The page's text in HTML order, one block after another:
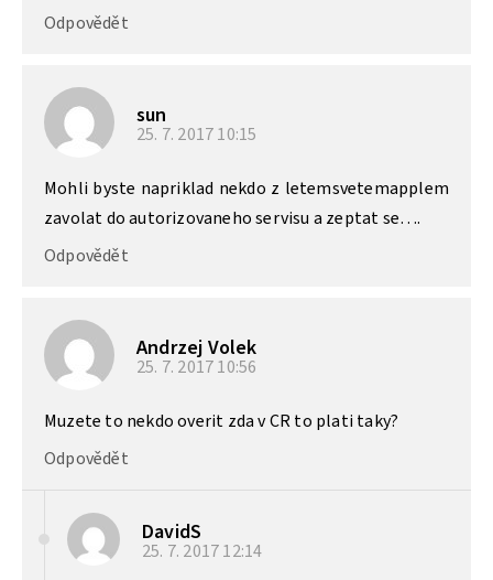
Odpovědět
sun
25. 7. 201710:15
Mohli byste napriklad nekdo z letemsvetemapplem
zavolat do autorizovaneho servisu a zeptat se….
Odpovědět
Andrzej Volek
25. 7. 201710:56
Muzete to nekdo overit zda v CR to plati taky?
Odpovědět
DavidS
25. 7. 201712:14